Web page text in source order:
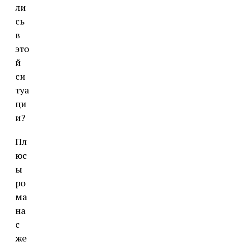
ли
сь
в
это
й
си
туа
ци
и?
Пл
юс
ы
ро
ма
на
с
же